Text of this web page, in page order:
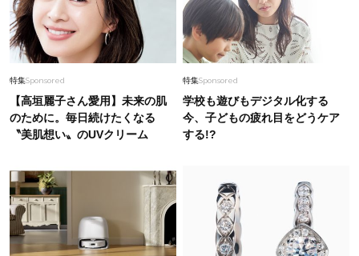
40代、顔がオシャレになる「リップの色」は
【モーブ】一択！大野真理子さんおすすめ名品
2026.4.18
俳優・中島歩さん【特別カット集】気づくと目で
追ってしまう、唯一無二の存在感存在感
【ウエストインしなくていい！】40代が垢抜け
る『きれいめトップス』5選
Lifestyle 2026.8.5
特集Sponsored
【高垣麗子さん愛用】未来の肌
のために。毎日続けたくなる
〝美肌想い〟のUVクリーム
特集Sponsored
学校も遊びもデジタル化する
今、子どもの疲れ目をどうケア
する!?